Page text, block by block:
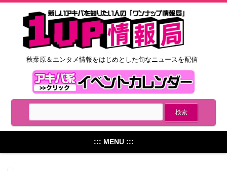
秋葉原＆エンタメ情報をはじめとした旬なニュースを配信
::: MENU :::